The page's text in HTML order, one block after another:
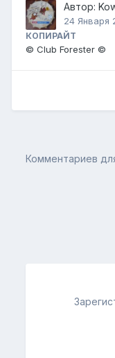
Автор:
24 Января
КОПИРАЙТ
© Club Forester ©
Комментариев